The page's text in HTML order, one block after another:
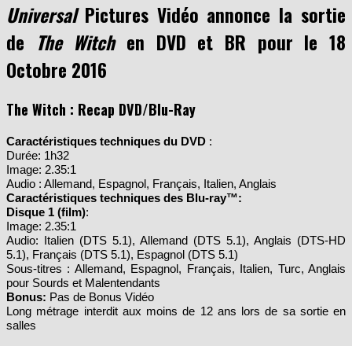
UniversalPictures Vidéo annonce la sortie
de The Witch en DVD et BR pour le 18
Octobre 2016
The Witch : Recap DVD/Blu-Ray
Caractéristiques techniques du DVD :
Durée: 1h32
Image: 2.35:1
Audio : Allemand, Espagnol, Français, Italien, Anglais
Caractéristiques techniques des Blu-ray™:
Disque 1 (film):
Image: 2.35:1
Audio: Italien (DTS 5.1), Allemand (DTS 5.1), Anglais (DTS-HD
5.1), Français (DTS 5.1), Espagnol (DTS 5.1)
Sous-titres : Allemand, Espagnol, Français, Italien, Turc, Anglais
pour Sourds et Malentendants
Bonus: Pas de Bonus Vidéo
Long métrage interdit aux moins de 12 ans lors de sa sortie en
salles